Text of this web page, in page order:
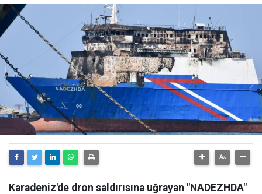
Karadeniz'de dron saldırısına uğrayan "NADEZHDA"